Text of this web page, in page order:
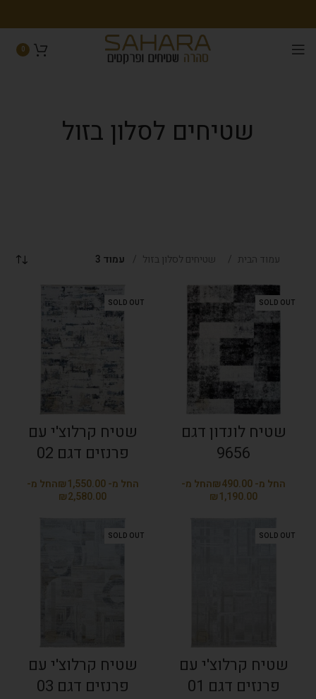
0
שטיחים לסלון בזול
עמוד הבית שטיחים לסלון בזול עמוד 3
SOLD OUT
שטיח לונדון דגם
9656
₪
₪
SOLD OUT
שטיח קרלוצ'י עם
פרנזים דגם 02
₪
₪
SOLD OUT
שטיח קרלוצ'י עם
פרנזים דגם 01
SOLD OUT
שטיח קרלוצ'י עם
פרנזים דגם 03